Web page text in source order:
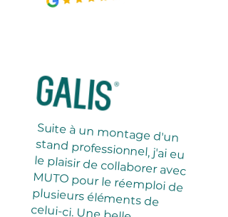
Suite à un montage d'un
stand professionnel, j'ai eu
le plaisir de collaborer avec
MUTO pour le réemploi de
plusieurs éléments de
celui-ci. Une belle
expérience pour notre
agence comme notre client
exposant, merci à toute